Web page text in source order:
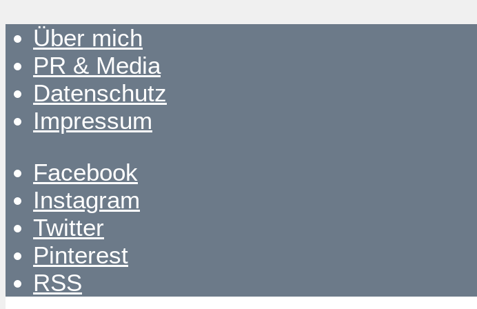
Über mich
PR & Media
Datenschutz
Impressum
Facebook
Instagram
Twitter
Pinterest
RSS